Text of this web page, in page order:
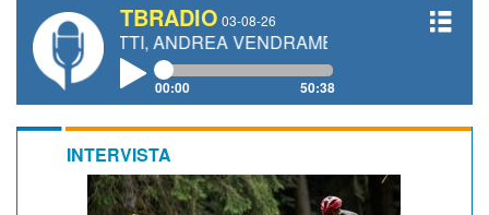
TBRADIO 03-08-26
ANDREA VENDRAME, FILIPPO FIORELLI
00:00 50:38
INTERVISTA